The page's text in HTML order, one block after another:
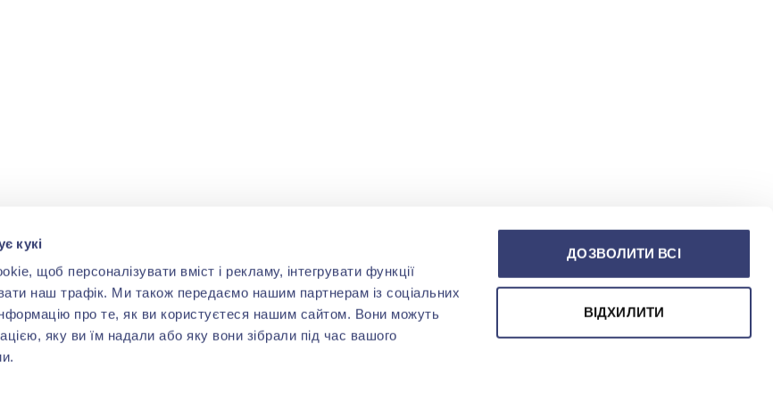
кукі
щоб персоналізувати вміст і рекламу, інтегрувати функції
наш трафік. Ми також передаємо нашим партнерам із соціальних
про те, як ви користуєтеся нашим сайтом. Вони можуть
яку ви їм надали або яку вони зібрали під час вашого
ДОЗВОЛИТИ ВСІ
ВІДХИЛИТИ